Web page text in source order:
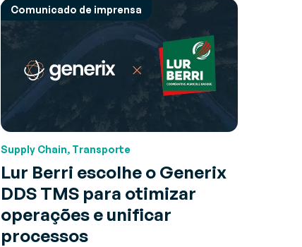
Comunicado de imprensa
Supply Chain, Transporte
Lur Berri escolhe o Generix
DDS TMS para otimizar
operações e unificar
processos